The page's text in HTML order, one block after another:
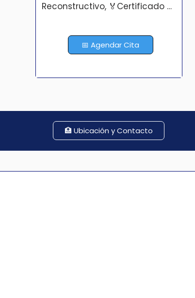
Reconstructivo, 🏅Certificado
Queremos orientarte, cuidar tu
salud y darte el mejor resultado
profesional que te ayudará a
📅 Agendar Cita
🏥 Ubicación y Contacto